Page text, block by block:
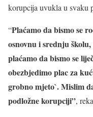
korupcija uvukla u svaku
“Plaćamo da bismo se
osnovnu i srednju
plaćamo da bismo se
obezbjedimo plac za
grobno mjeto`. Mislim
podložne korupciji”,